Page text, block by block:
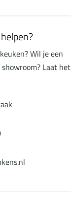
Wil je een
Laat het